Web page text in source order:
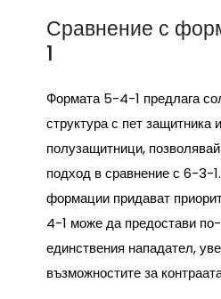
Сравнение с
1
Формата 5-4-1 предлага
структура с пет защитника
полузащитници,
подход в сравнение с 6-3-
формации придават
4-1 може да предостави
единствения нападател,
възможностите за